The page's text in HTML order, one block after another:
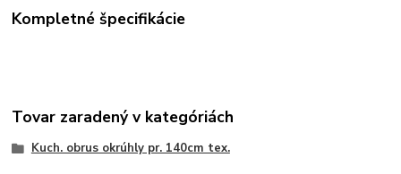
Kompletné špecifikácie
Tovar zaradený v kategóriách
Kuch. obrus okrúhly pr. 140cm tex.